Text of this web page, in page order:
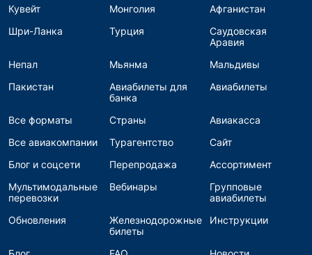
Кувейт
Монголия
Афганистан
Шри-Ланка
Турция
Саудовская
Аравия
Непал
Мьянма
Мальдивы
Пакистан
Авиабилеты для
банка
Авиабилеты
Все форматы Страны
Авиакасса
Все авиакомпании
Турагентство
Сайт
Блог и соцсети
Перепродажа
Ассортимент
Мультимодальные
перевозки
Вебинары
Групповые
авиабилеты
Обновления
Железнодорожные
билеты
Инструкции